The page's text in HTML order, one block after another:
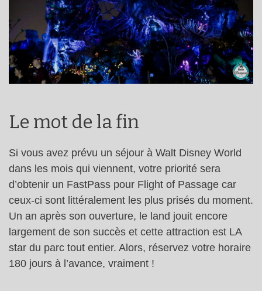
Le mot de la fin
Si vous avez prévu un séjour à Walt Disney World
dans les mois qui viennent, votre priorité sera
d’obtenir un FastPass pour Flight of Passage car
ceux-ci sont littéralement les plus prisés du moment.
Un an après son ouverture, le land jouit encore
largement de son succès et cette attraction est LA
star du parc tout entier. Alors, réservez votre horaire
180 jours à l’avance, vraiment !